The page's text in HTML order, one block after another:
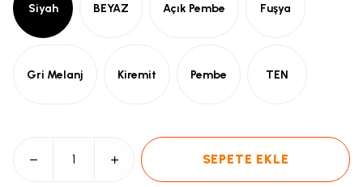
Siyah BEYAZ Açık Pembe Fuşya
Gri Melanj Kiremit Pembe TEN
SEPETE EKLE